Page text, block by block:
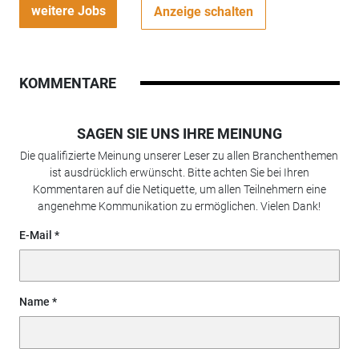
weitere Jobs Anzeige schalten
KOMMENTARE
SAGEN SIE UNS IHRE MEINUNG
Die qualifizierte Meinung unserer Leser zu allen Branchenthemen
ist ausdrücklich erwünscht. Bitte achten Sie bei Ihren
Kommentaren auf die Netiquette, um allen Teilnehmern eine
angenehme Kommunikation zu ermöglichen. Vielen Dank!
E-Mail
Name